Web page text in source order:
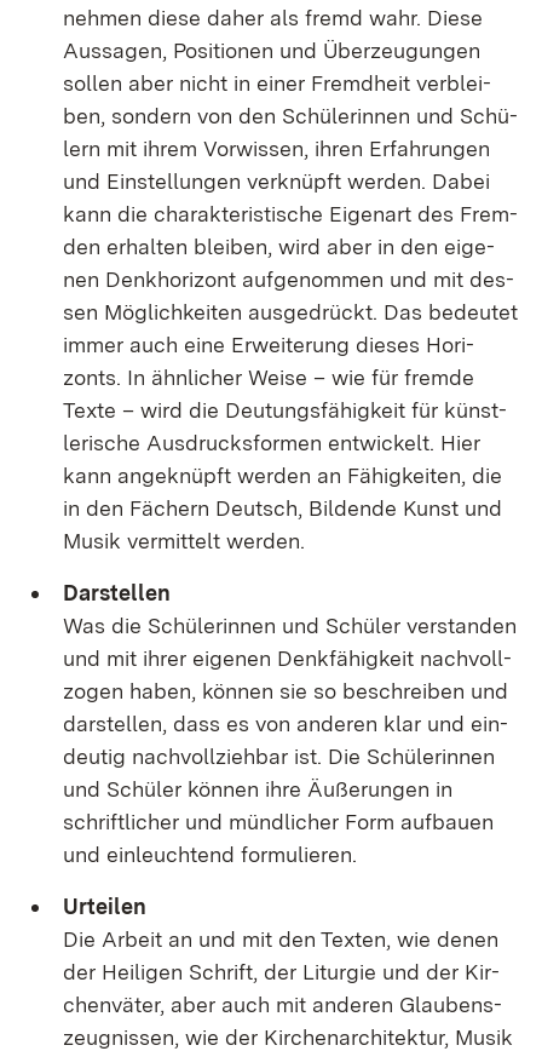
neh­men die­se da­her als fremd wahr. Die­se
Aus­sa­gen, Po­si­tio­nen und Über­zeu­gun­gen
sol­len aber nicht in ei­ner Fremd­heit ver­blei­
ben, son­dern von den Schü­le­rin­nen und Schü­
lern mit ih­rem Vor­wis­sen, ih­ren Er­fah­run­gen
und Ein­stel­lun­gen ver­knüpft wer­den. Da­bei
kann die cha­rak­te­ris­ti­sche Ei­gen­art des Frem­
den er­hal­ten blei­ben, wird aber in den ei­ge­
nen Denk­ho­ri­zont auf­ge­nom­men und mit des­
sen Mög­lich­kei­ten aus­ge­drückt. Das be­deu­tet
im­mer auch ei­ne Er­wei­te­rung die­ses Ho­ri­
zonts. In ähn­li­cher Wei­se – wie für frem­de
Tex­te – wird die Deu­tungs­fä­hig­keit für künst­
le­ri­sche Aus­drucks­for­men ent­wi­ckelt. Hier
kann an­ge­knüpft wer­den an Fä­hig­kei­ten, die
in den Fä­chern Deutsch, Bil­den­de Kunst und
Mu­sik ver­mit­telt wer­den.
Dar­stel­len
Was die Schü­le­rin­nen und Schü­ler ver­stan­den
und mit ih­rer ei­ge­nen Denk­fä­hig­keit nach­voll­
zo­gen ha­ben, kön­nen sie so be­schrei­ben und
dar­stel­len, dass es von an­de­ren klar und ein­
deu­tig nach­voll­zieh­bar ist. Die Schü­le­rin­nen
und Schü­ler kön­nen ih­re Äu­ße­run­gen in
schrift­li­cher und münd­li­cher Form auf­bau­en
und ein­leuch­tend for­mu­lie­ren.
Ur­tei­len
Die Ar­beit an und mit den Tex­ten, wie de­nen
der Hei­li­gen Schrift, der Lit­ur­gie und der Kir­
chen­vä­ter, aber auch mit an­de­ren Glau­bens­
zeug­nis­sen, wie der Kir­chen­ar­chi­tek­tur, Mu­sik